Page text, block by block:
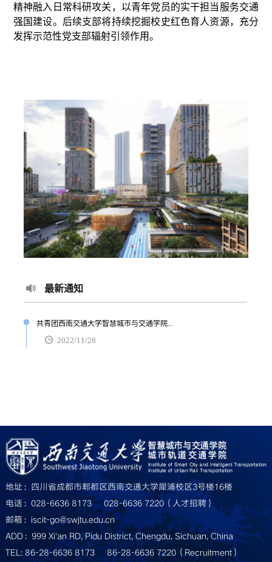
精神融入日常科研攻关，以青年党员的实干担当服务交通
强国建设。后续支部将持续挖掘校史红色育人资源，充分
发挥示范性党支部辐射引领作用。
最新通知
共青团西南交通大学智慧城市与交通学院...
2022/11/28
地址：四川省成都市郫都区西南交通大学犀浦校区3号楼16楼
电话：028-6636 8173     028-6636 7220（人才招聘）
邮箱：iscit-go@swjtu.edu.cn
ADD：999 Xi'an RD, Pidu District, Chengdu, Sichuan, China
TEL: 86-28-6636 8173     86-28-6636 7220（Recruitment）